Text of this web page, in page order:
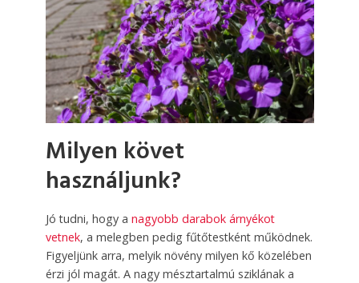
Milyen követ
használjunk?
Jó tudni, hogy a nagyobb darabok árnyékot
vetnek, a melegben pedig fűtőtestként működnek.
Figyeljünk arra, melyik növény milyen kő közelében
érzi jól magát. A nagy mésztartalmú sziklának a